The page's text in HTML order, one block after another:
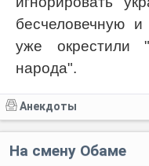
бесчеловечную
уже окрестили
народа".
Анекдоты
На смену Обаме